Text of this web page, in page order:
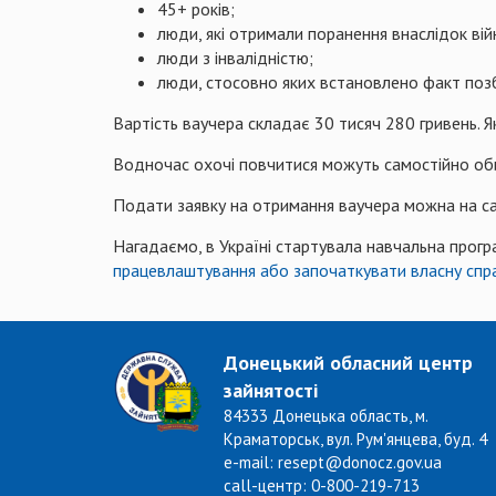
45+ років;
люди, які отримали поранення внаслідок
люди з інвалідністю;
люди, стосовно яких встановлено факт
Вартість ваучера складає 30 тисяч 280
Водночас охочі повчитися можуть самостійно
Подати заявку на отримання ваучера можна на
Нагадаємо, в Україні стартувала навчальна
працевлаштування або започаткувати власну
Донецький обласний центр
зайнятості
84333 Донецька область, м.
Краматорськ, вул. Рум'янцева, буд. 4
e-mail: resept@donocz.gov.ua
call-центр: 0-800-219-713